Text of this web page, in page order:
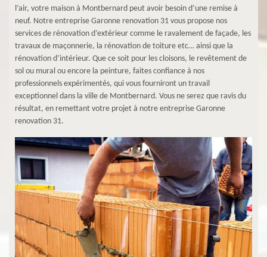
l’air, votre maison à Montbernard peut avoir besoin d’une remise à
neuf. Notre entreprise Garonne renovation 31 vous propose nos
services de rénovation d’extérieur comme le ravalement de façade, les
travaux de maçonnerie, la rénovation de toiture etc… ainsi que la
rénovation d’intérieur. Que ce soit pour les cloisons, le revêtement de
sol ou mural ou encore la peinture, faites confiance à nos
professionnels expérimentés, qui vous fourniront un travail
exceptionnel dans la ville de Montbernard. Vous ne serez que ravis du
résultat, en remettant votre projet à notre entreprise Garonne
renovation 31.